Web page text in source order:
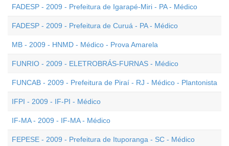
FADESP - 2009 - Prefeitura de Igarapé-Miri - PA - Médico
FADESP - 2009 - Prefeitura de Curuá - PA - Médico
MB - 2009 - HNMD - Médico - Prova Amarela
FUNRIO - 2009 - ELETROBRÁS-FURNAS - Médico
FUNCAB - 2009 - Prefeitura de Piraí - RJ - Médico - Plantonista
IFPI - 2009 - IF-PI - Médico
IF-MA - 2009 - IF-MA - Médico
FEPESE - 2009 - Prefeitura de Ituporanga - SC - Médico